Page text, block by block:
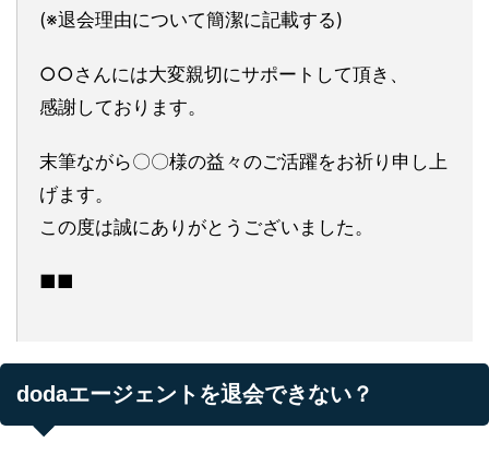
(※退会理由について簡潔に記載する)
○○さんには大変親切にサポートして頂き、
感謝しております。
末筆ながら〇〇様の益々のご活躍をお祈り申し上
げます。
この度は誠にありがとうございました。
■■
dodaエージェントを退会できない？